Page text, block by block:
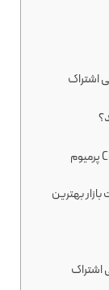
اشتراک
بهترین